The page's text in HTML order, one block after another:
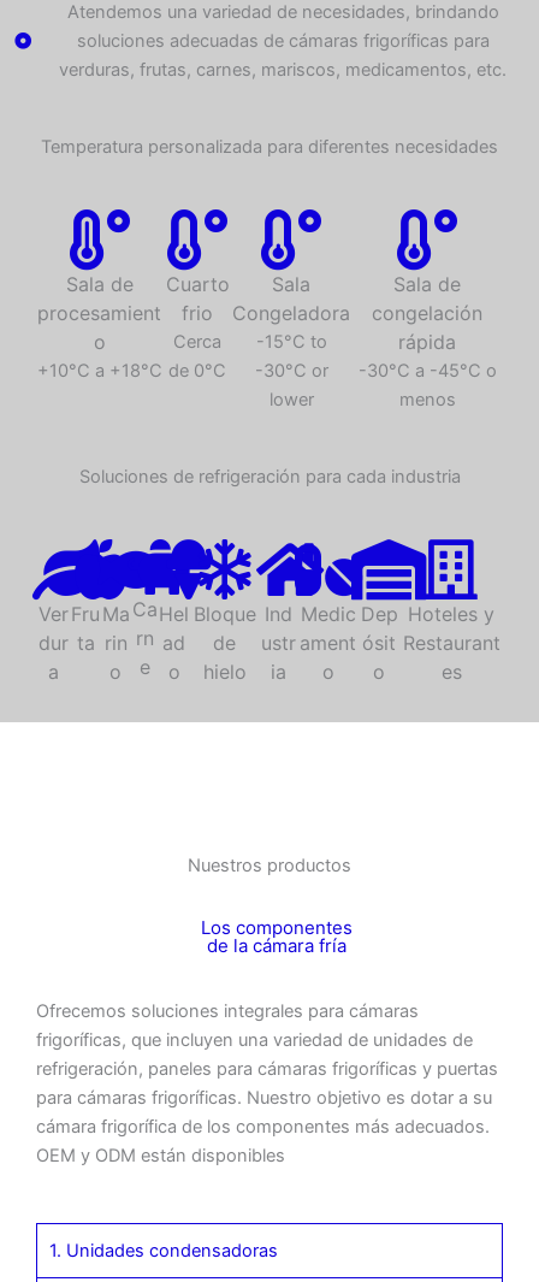
Atendemos una variedad de necesidades, brindando
soluciones adecuadas de cámaras frigoríficas para
verduras, frutas, carnes, mariscos, medicamentos, etc.
Temperatura personalizada para diferentes necesidades
Sala de
procesamient
o
+10°C a +18°C
Cuarto
frio
Cerca
de 0°C
Sala
Congeladora
-15°C to
-30°C or
lower
Sala de
congelación
rápida
-30°C a -45°C o
menos
Soluciones de refrigeración para cada industria
Ver
dur
a
Fru
ta
Ma
rin
o
Ca
rn
e
Hel
ad
o
Bloque
de
hielo
Ind
ustr
ia
Medic
ament
o
Dep
ósit
o
Hoteles y
Restaurant
es
Nuestros productos
Los componentes
de la cámara fría
Ofrecemos soluciones integrales para cámaras
frigoríficas, que incluyen una variedad de unidades de
refrigeración, paneles para cámaras frigoríficas y puertas
para cámaras frigoríficas. Nuestro objetivo es dotar a su
cámara frigorífica de los componentes más adecuados.
OEM y ODM están disponibles
1. Unidades condensadoras